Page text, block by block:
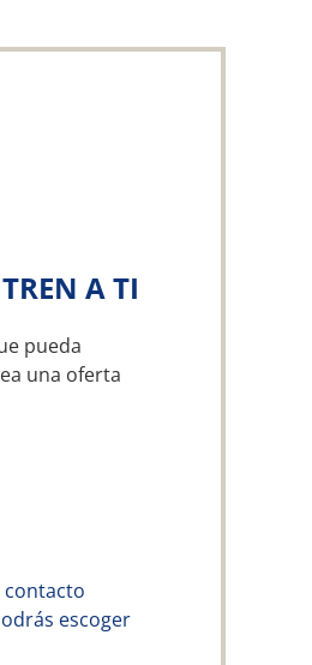
A TI
pueda
una oferta
contacto
escoger